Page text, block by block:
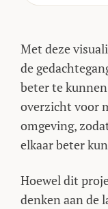
Met deze
de
beter te
overzicht voor
omgeving,
elkaar beter
Hoewel dit
denken aan de